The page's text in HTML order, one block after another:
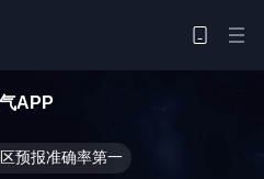
APP
预报准确率第一